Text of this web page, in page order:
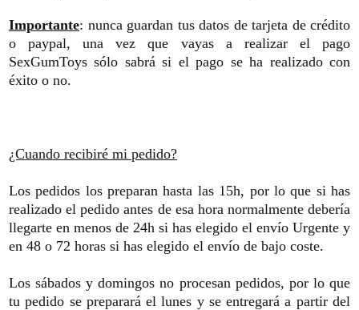
Importante: nunca guardan tus datos de tarjeta de crédito
o paypal, una vez que vayas a realizar el pago
SexGumToys sólo sabrá si el pago se ha realizado con
éxito o no.
¿Cuando recibiré mi pedido?
Los pedidos los preparan hasta las 15h, por lo que si has
realizado el pedido antes de esa hora normalmente debería
llegarte en menos de 24h si has elegido el envío Urgente y
en 48 o 72 horas si has elegido el envío de bajo coste.
Los sábados y domingos no procesan pedidos, por lo que
tu pedido se preparará el lunes y se entregará a partir del